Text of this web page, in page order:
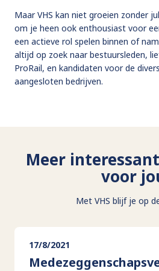
Maar VHS kan niet groeien zonder
om je heen ook enthousiast voor
een actieve rol spelen binnen of
altijd op zoek naar bestuursleden,
ProRail, en kandidaten voor de
aangesloten bedrijven.
Meer
voor
Met VHS blijf je op
17/8/2021